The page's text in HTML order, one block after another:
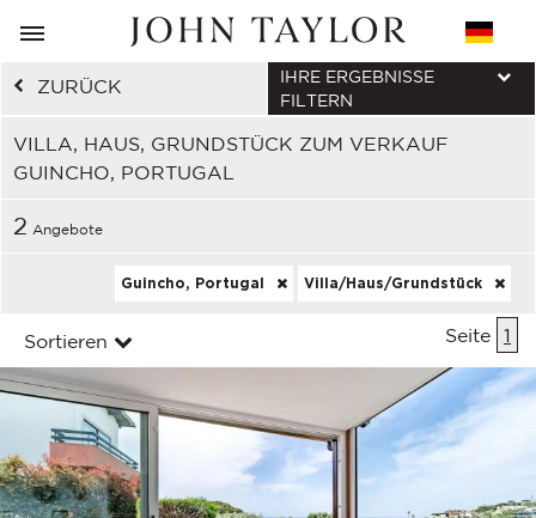
ZURÜCK
VILLA, HAUS, GRUNDSTÜCK ZUM VERKAUF
GUINCHO, PORTUGAL
IHRE ERGEBNISSE
FILTERN
2 Angebote
Guincho, Portugal Villa/Haus/Grundstück
Sortieren Seite 1